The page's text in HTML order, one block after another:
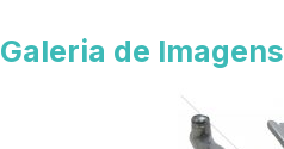
Galeria de Imagens